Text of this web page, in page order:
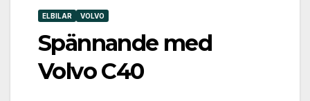
ELBILAR VOLVO
Spännande med
Volvo C40